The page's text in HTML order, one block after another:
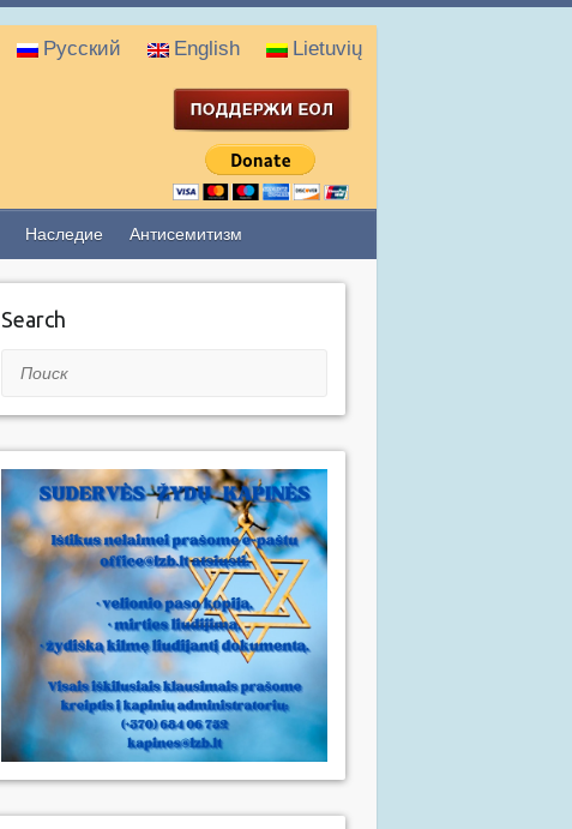
Русский English Lietuvių
Наследие Антисемитизм
Search
Поиск